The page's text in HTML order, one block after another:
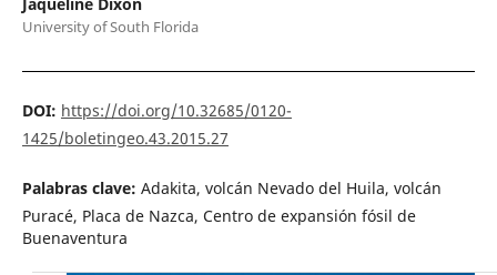
University of South Florida
DOI: https://doi.org/10.32685/0120-
1425/boletingeo.43.2015.27
Palabras clave: Adakita, volcán Nevado del Huila, volcán
Puracé, Placa de Nazca, Centro de expansión fósil de
Buenaventura